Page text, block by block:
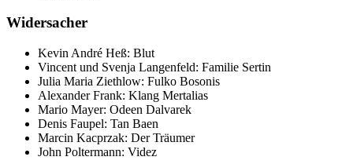
Widersacher
Kevin André Heß: Blut
Vincent und Svenja Langenfeld: Familie Sertin
Julia Maria Ziethlow: Fulko Bosonis
Alexander Frank: Klang Mertalias
Mario Mayer: Odeen Dalvarek
Denis Faupel: Tan Baen
Marcin Kacprzak: Der Träumer
John Poltermann: Videz